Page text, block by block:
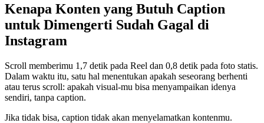
Kenapa Konten yang Butuh Caption
untuk Dimengerti Sudah Gagal di
Instagram
Scroll memberimu 1,7 detik pada Reel dan 0,8 detik pada foto statis.
Dalam waktu itu, satu hal menentukan apakah seseorang berhenti
atau terus scroll: apakah visual-mu bisa menyampaikan idenya
sendiri, tanpa caption.
Jika tidak bisa, caption tidak akan menyelamatkan kontenmu.